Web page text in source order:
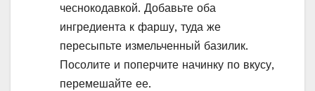
чеснокодавкой. Добавьте оба
ингредиента к фаршу, туда же
пересыпьте измельченный базилик.
Посолите и поперчите начинку по вкусу,
перемешайте ее.